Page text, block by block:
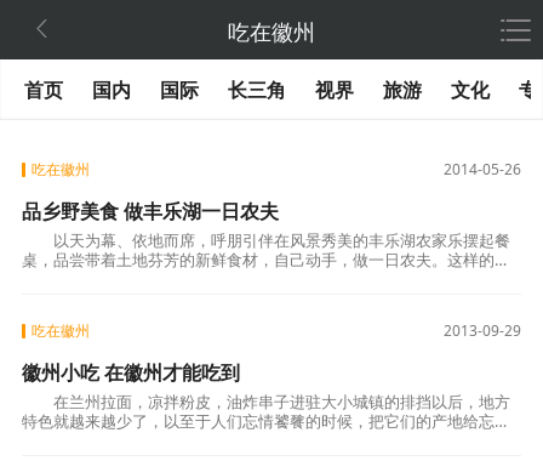
 吃在徽州
首页 国内 国际 长三角 视界 旅游 文化 专
2014-05-26
吃在徽州
品乡野美食 做丰乐湖一日农夫
以天为幕、依地而席，呼朋引伴在风景秀美的丰乐湖农家乐摆起餐
桌，品尝带着土地芬芳的新鲜食材，自己动手，做一日农夫。这样的体
2013-09-29
吃在徽州
徽州小吃 在徽州才能吃到
在兰州拉面，凉拌粉皮，油炸串子进驻大小城镇的排挡以后，地方
特色就越来越少了，以至于人们忘情饕餮的时候，把它们的产地给忘